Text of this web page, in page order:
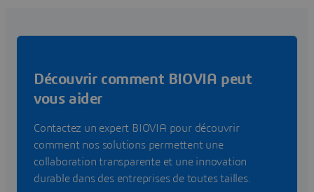
Découvrir comment BIOVIA peut
vous aider
Contactez un expert BIOVIA pour découvrir
comment nos solutions permettent une
collaboration transparente et une innovation
durable dans des entreprises de toutes tailles.